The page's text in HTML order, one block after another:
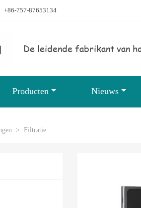
+86-757-87653134
De leidende fabrikant van
Producten Nieuws
> Filtratie